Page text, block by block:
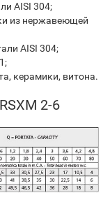
AISI 304;
из нержавеющей
AISI 304;
керамики, витона.
2-6